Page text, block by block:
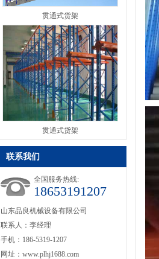
贯通式货架
贯通式货架
联系我们
全国服务热线:
18653191207
山东品良机械设备有限公司
联系人：李经理
手机：186-5319-1207
网址：www.plhj1688.com